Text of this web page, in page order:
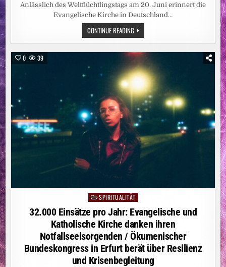
Anlässlich des Weltflüchtlingstags am 20. Juni erinnert die
Evangelische Kirche in Deutschland…
CONTINUE READING„MITMENSCHLICH
UND
ZUVERSICHTLICH“
FLÜCHTLINGSBISCHOF
DER
EVANGELISCHEN
KIRCHE
IN
DEUTSCHLAND
ERINNERT
ZUM
WELTFLÜCHTLINGSTAG
AN
DIE
KRAFT
DER
HOFFNUNG
0 39
PostedSPIRITUALITÄT
32.000 Einsätze pro Jahr: Evangelische und
Katholische Kirche danken ihren
Notfallseelsorgenden / Ökumenischer
Bundeskongress in Erfurt berät über Resilienz
und Krisenbegleitung